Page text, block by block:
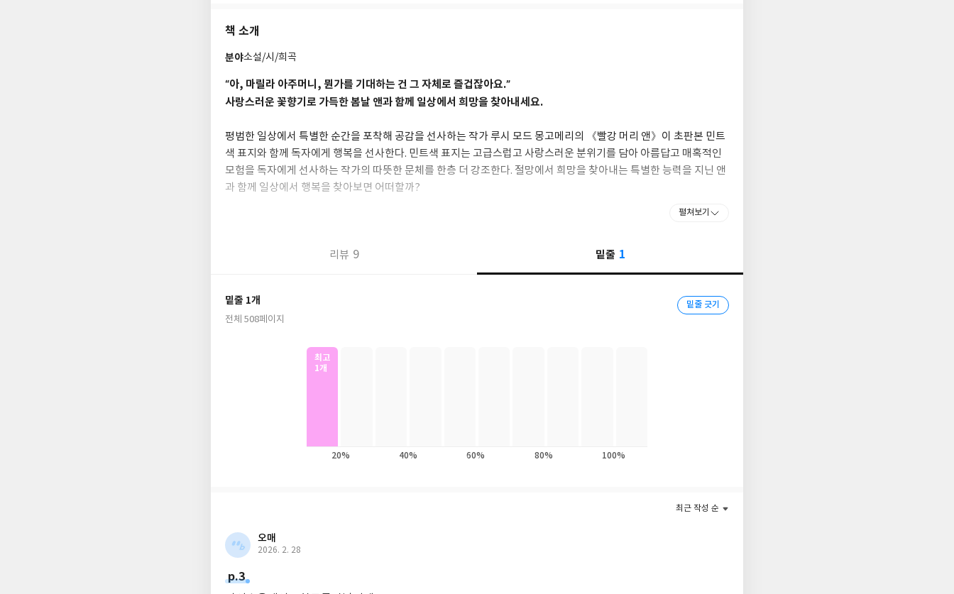
부터 창작을 시작하였으며, 15세 되던 해에는 샐럿타운 신문인 [패트리어트]에 시 「케이프 르포르스 위에서」가 처
이후 샬럿타운에 있는 프린스 오브 웨일스 대학과 핼리팩스에 있는 댈하우지 대학에서 공부한 후 교사가 되었으나, 스
물네 살 때 외할아버지가 돌아가시자 외할머니를 위해 캐번디시로 돌아와 우체국 일을 도왔다. 틈틈이 글을 써 잡지에
시와 소설을 발표했으며 신문 기자로 활동하기도 했다. 이후 18개월 만에 완성한 『빨간 머리 앤』 원고를 여러 출판
열한 살에 우연히 이웃 독신 남매의 집에 어린 조카딸이 와서 사는 것을 보고 짧은 글을 썼던 것이 훗날 『빨강 머리
앤』의 모티브가 되었다. 재혼한 아버지와 잠시 함께 살았지만, 계모와의 불화와 향수병으로 캐번디시로 돌아왔다.
1908년에 출간된 『빨강머리 앤』의 희망적이고 명랑한 고아 여자아이의 성장 이야기는 캐나다 독자들의 열렬한 호
1911년에 외할머니가 돌아가시자 약혼자였던 이완 맥도널드 목사와 결혼한 뒤, 작가로 활동하며 1935년에는 대영제
해 가는 과정을 그린 청춘 소설인 동시에 가정 소설을 많이 썼다. 1942년 68세에 세상을 떠난 그녀는 생전에 20여 권의
소설과 2권의 시집을 남겼으며, 2009년에는 그녀의 아들이 단편과 시를 묶어 『블라이스가의 단편들』을 출간했다.
책 소개
분야소설/시/희곡
“아, 마릴라 아주머니, 뭔가를 기대하는 건 그 자체로 즐겁잖아요.”
사랑스러운 꽃향기로 가득한 봄날 앤과 함께 일상에서 희망을 찾아내세요.
평범한 일상에서 특별한 순간을 포착해 공감을 선사하는 작가 루시 모드 몽고메리의 《빨강 머리 앤》이 초판본 민트
색 표지와 함께 독자에게 행복을 선사한다. 민트색 표지는 고급스럽고 사랑스러운 분위기를 담아 아름답고 매혹적인
모험을 독자에게 선사하는 작가의 따뜻한 문체를 한층 더 강조한다. 절망에서 희망을 찾아내는 특별한 능력을 지닌 앤
과 함께 일상에서 행복을 찾아보면 어떠할까?
“맘 설레는 봄에도 당신이 계속 행복했으면 좋겠습니다.”
“내 보증하마. 앤, 넌 내일도 실수를 수두룩이 저지를 거야.”
민트색 표지와 함께하는 고급스러움의 끝판왕 《빨강 머리 앤》
루시 M. 몽고메리의 자전적 삶이 녹아 있어서 등장인물 묘사가 생생하고, 특히 서정적인 자연을 서술한 문장들이 탁월
하다. 그래서 소설의 배경인 프린스에드워드 섬은 항상 팬들로 북적이고, 이 책은 TV 애니메이션 에피소드를 넘어서
펼쳐보기
리뷰 9 밑줄 1
밑줄 1개
전체 508페이지
밑줄 긋기
최고
1개
20% 40% 60% 80% 100%
최근 작성 순
오매
2026. 2. 28
p.3